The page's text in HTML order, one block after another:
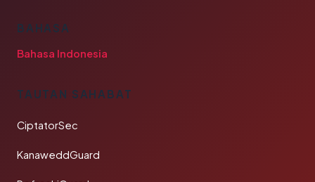
BAHASA
Bahasa Indonesia
TAUTAN SAHABAT
CiptatorSec
KanaweddGuard